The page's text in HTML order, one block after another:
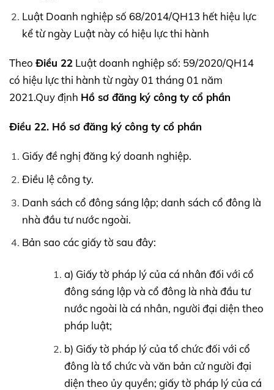
Luật Doanh nghiệp số 68/2014/QH13 hết hiệu lực
kể từ ngày Luật này có hiệu lực thi hành
Theo Điều 22 Luật doanh nghiệp số: 59/2020/QH14
có hiệu lực thi hành từ ngày 01 tháng 01 năm
2021.Quy định Hồ sơ đăng ký công ty cổ phần
Điều 22. Hồ sơ đăng ký công ty cổ phần
Giấy đề nghị đăng ký doanh nghiệp.
Điều lệ công ty.
Danh sách cổ đông sáng lập; danh sách cổ đông là
nhà đầu tư nước ngoài.
Bản sao các giấy tờ sau đây:
a) Giấy tờ pháp lý của cá nhân đối với cổ
đông sáng lập và cổ đông là nhà đầu tư
nước ngoài là cá nhân, người đại diện theo
pháp luật;
b) Giấy tờ pháp lý của tổ chức đối với cổ
đông là tổ chức và văn bản cử người đại
diện theo ủy quyền; giấy tờ pháp lý của cá